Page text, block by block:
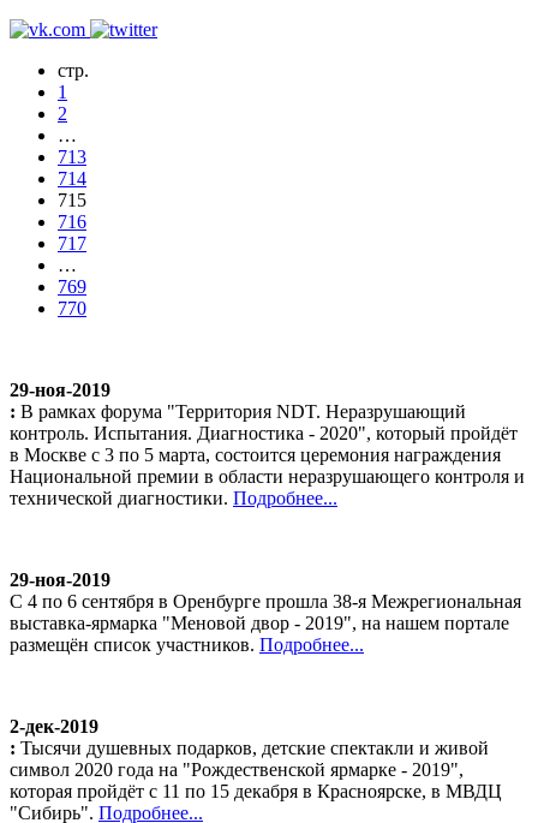
стр.
1
2
…
713
714
715
716
717
…
769
770
29-ноя-2019
: В рамках форума "Территория NDT. Неразрушающий
контроль. Испытания. Диагностика - 2020", который пройдёт
в Москве с 3 по 5 марта, состоится церемония награждения
Национальной премии в области неразрушающего контроля и
технической диагностики. Подробнее...
29-ноя-2019
С 4 по 6 сентября в Оренбурге прошла 38-я Межрегиональная
выставка-ярмарка "Меновой двор - 2019", на нашем портале
размещён список участников. Подробнее...
2-дек-2019
: Тысячи душевных подарков, детские спектакли и живой
символ 2020 года на "Рождественской ярмарке - 2019",
которая пройдёт с 11 по 15 декабря в Красноярске, в МВДЦ
"Сибирь". Подробнее...